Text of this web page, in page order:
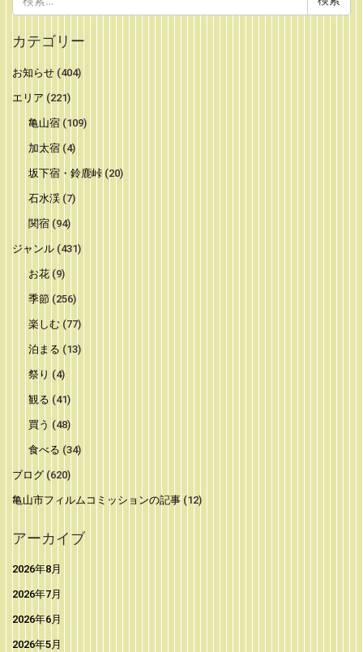
索:
カテゴリー
お知らせ (404)
エリア (221)
亀山宿(109)
加太宿(4)
坂下宿・鈴鹿峠(20)
石水渓(7)
関宿(94)
ジャンル (431)
お花(9)
季節 (256)
楽しむ (77)
泊まる (13)
祭り (4)
観る (41)
買う (48)
食べる (34)
ブログ (620)
亀山市フィルムコミッションの記事 (12)
アーカイブ
2026年8月
2026年7月
2026年6月
2026年5月